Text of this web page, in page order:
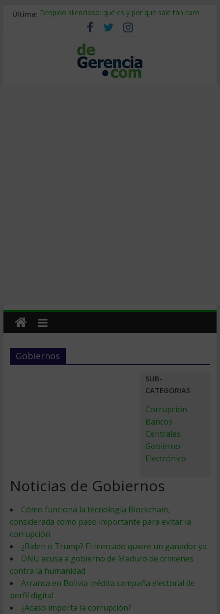
Última: Despido silencioso: qué es y por qué sale tan caro
La economía de Venezuela después del terremoto
Los 8 pasos de Kotter: liderar el cambio sin fracasar
Gestión de proyectos con IA: qué cambia en el oficio
IA y creatividad: cómo evitar que todos piensen igual
Gobiernos
SUB-
CATEGORIAS
Corrupción
Bancos
Centrales
Gobierno
Electrónico
Noticias de Gobiernos
Cómo funciona la tecnología Blockchain,
considerada como paso importante para evitar la
corrupción
¿Biden o Trump? El mercado quiere un ganador ya
ONU acusa a gobierno de Maduro de crímenes
contra la humanidad
Arranca en Bolivia inédita campaña electoral de
perfil digital
¿Acaso importa la corrupción?